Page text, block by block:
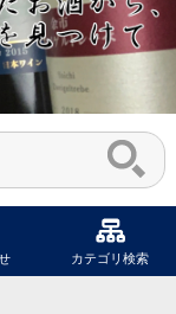
カテゴリ検索